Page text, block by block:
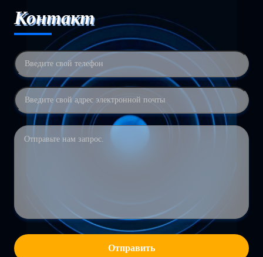
Контакт
Отправить